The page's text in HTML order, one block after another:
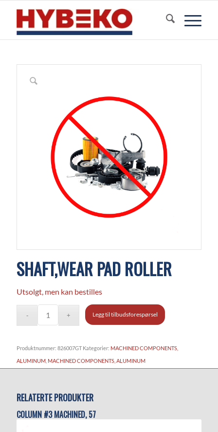
SHAFT,WEAR PAD ROLLER
Utsolgt, men kan bestilles
Legg til tilbudsforespørsel
Produktnummer: 826007GT Kategorier: MACHINED COMPONENTS,
ALUMINUM, MACHINED COMPONENTS, ALUMINUM
RELATERTE PRODUKTER
COLUMN #3 MACHINED, 57